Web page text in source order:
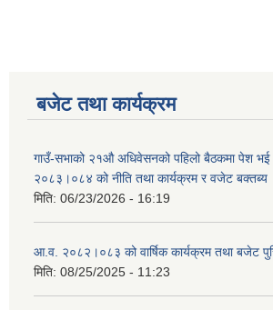
बजेट तथा कार्यक्रम
गाउँ-सभाको २१औ अधिवेसनको पहिलो बैठकमा पेश भई
२०८३।०८४ को नीति तथा कार्यक्रम र वजेट बक्तब्य
मिति: 06/23/2026 - 16:19
आ.व. २०८२।०८३ को वार्षिक कार्यक्रम तथा बजेट
मिति: 08/25/2025 - 11:23